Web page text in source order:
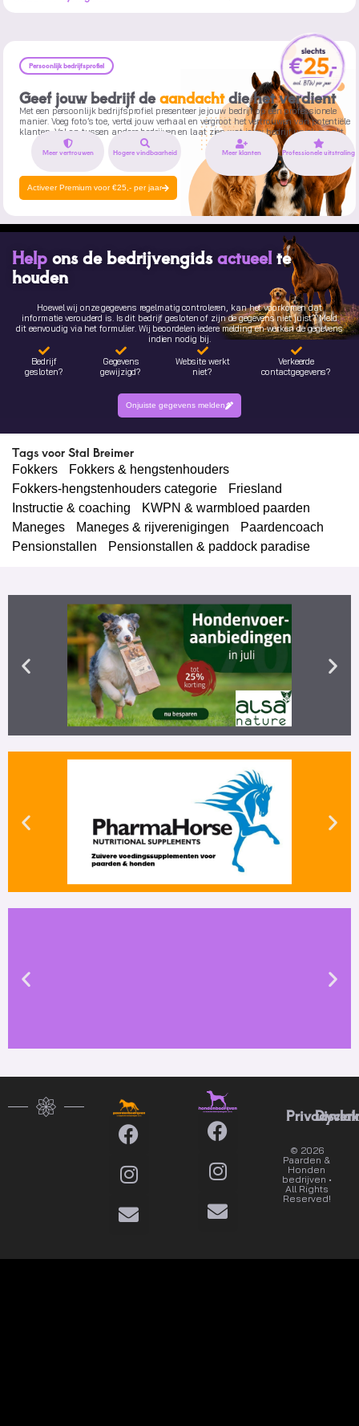
Persoonlijk bedrijfsprofiel
Geef jouw bedrijf deaandachtdie het verdient
Met een persoonlijk bedrijfsprofiel presenteer je jouw bedrijf op een professionele
manier. Voeg foto’s toe, vertel jouw verhaal en vergroot het vertrouwen van potentiële
klanten. Val op tussen andere bedrijven en laat zien wat jouw bedrijf uniek maakt.
Meer vertrouwen Hogere vindbaarheid Meer klanten Professionele uitstraling
Activeer Premium voor €25,- per jaar
Help ons de bedrijvengidsactueelte
houden
Hoewel wij onze gegevens regelmatig controleren, kan het voorkomen dat
informatie verouderd is. Is dit bedrijf gesloten of zijn de gegevens niet juist? Meld
dit eenvoudig via het formulier. Wij beoordelen iedere melding en werken de gegevens
indien nodig bij.
Bedrijf
gesloten?
Gegevens
gewijzigd?
Website werkt
niet?
Verkeerde
contactgegevens?
Onjuiste gegevens melden
Tags voor Stal Breimer
Fokkers
Fokkers & hengstenhouders
Fokkers-hengstenhouders categorie
Friesland
Instructie & coaching
KWPN & warmbloed paarden
Maneges
Maneges & rijverenigingen
Paardencoach
Pensionstallen
Pensionstallen & paddock paradise
komt
beschikbaar!
© 2026
Paarden &
Honden
bedrijven •
All Rights
Reserved!